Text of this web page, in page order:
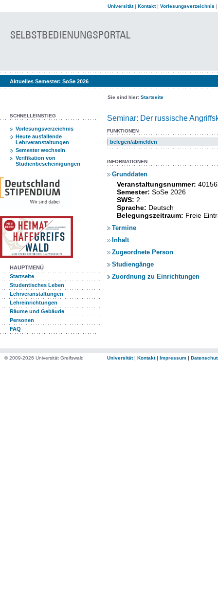
Universität| Kontakt| Vorlesungsverzeichnis
Aktuelles Semester: SoSe 2026
Sie sind hier: Startseite
SCHNELLEINSTIEG
Vorlesungsverzeichnis
Heute ausfallende
Lehrveranstaltungen
Semester wechseln
Verifikation von
Studienbescheinigungen
HAUPTMENÜ
Startseite
Studentisches Leben
Lehrveranstaltungen
Lehreinrichtungen
Räume und Gebäude
Personen
FAQ
Seminar: Der russische
FUNKTIONEN
belegen/abmelden
INFORMATIONEN
Grunddaten
Veranstaltungsnummer:
Semester: SoSe 2026
SWS: 2
Sprache: Deutsch
Belegungszeitraum: Freie
Termine
Inhalt
Zugeordnete Person
Studiengänge
Zuordnung zu Einrichtungen
© 2009-2026 Universität Greifswald Universität| Kontakt| Impressum |